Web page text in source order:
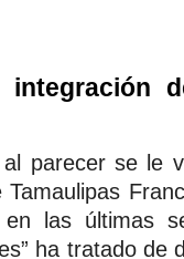
parecer se le
las últimas
ha tratado de